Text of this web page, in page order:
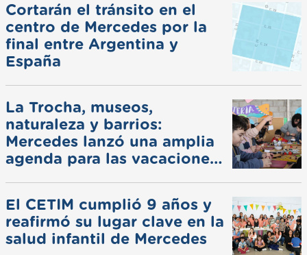
Cortarán el tránsito en el
centro de Mercedes por la
final entre Argentina y
España
La Trocha, museos,
naturaleza y barrios:
Mercedes lanzó una amplia
agenda para las vacaciones
El CETIM cumplió 9 años y
reafirmó su lugar clave en la
salud infantil de Mercedes